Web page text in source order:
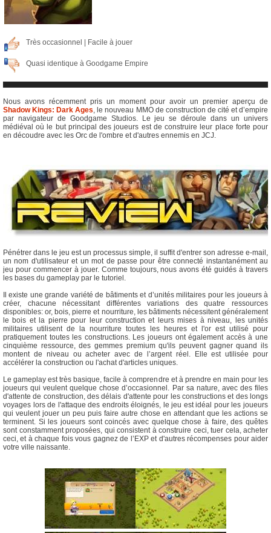
Très occasionnel | Facile à jouer
Quasi identique à Goodgame Empire
Nous avons récemment pris un moment pour avoir un premier aperçu de
Shadow Kings: Dark Ages, le nouveau MMO de construction de cité et d’empire
par navigateur de Goodgame Studios. Le jeu se déroule dans un univers
médiéval où le but principal des joueurs est de construire leur place forte pour
en découdre avec les Orc de l'ombre et d'autres ennemis en JCJ.
Pénétrer dans le jeu est un processus simple, il suffit d'entrer son adresse e-mail,
un nom d'utilisateur et un mot de passe pour être connecté instantanément au
jeu pour commencer à jouer. Comme toujours, nous avons été guidés à travers
les bases du gameplay par le tutoriel.
Il existe une grande variété de bâtiments et d’unités militaires pour les joueurs à
créer, chacune nécessitant différentes variations des quatre ressources
disponibles: or, bois, pierre et nourriture, les bâtiments nécessitent généralement
le bois et la pierre pour leur construction et leurs mises à niveau, les unités
militaires utilisent de la nourriture toutes les heures et l'or est utilisé pour
pratiquement toutes les constructions. Les joueurs ont également accès à une
cinquième ressource, des gemmes premium qu'ils peuvent gagner quand ils
montent de niveau ou acheter avec de l’argent réel. Elle est utilisée pour
accélérer la construction ou l'achat d'articles uniques.
Le gameplay est très basique, facile à comprendre et à prendre en main pour les
joueurs qui veulent quelque chose d’occasionnel. Par sa nature, avec des files
d'attente de construction, des délais d'attente pour les constructions et des longs
voyages lors de l'attaque des endroits éloignés, le jeu est idéal pour les joueurs
qui veulent jouer un peu puis faire autre chose en attendant que les actions se
terminent. Si les joueurs sont coincés avec quelque chose à faire, des quêtes
sont constamment proposées, qui consistent à construire ceci, tuer cela, acheter
ceci, et à chaque fois vous gagnez de l’EXP et d'autres récompenses pour aider
votre ville naissante.